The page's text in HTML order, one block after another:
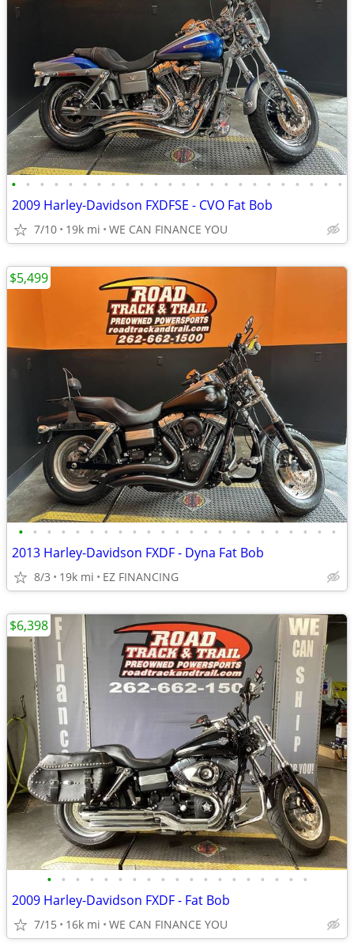
• • • • • • • • • • • • • • • • • • • • • • • •
2009 Harley-Davidson FXDFSE - CVO Fat Bob
7/10 19k mi WE CAN FINANCE YOU
• • • • • • • • • • • • • • • • • • • • • • •
2013 Harley-Davidson FXDF - Dyna Fat Bob
8/3 19k mi EZ FINANCING
$5,499
• • • • • • • • • • • • • • • • • • •
2009 Harley-Davidson FXDF - Fat Bob
7/15 16k mi WE CAN FINANCE YOU
$6,398